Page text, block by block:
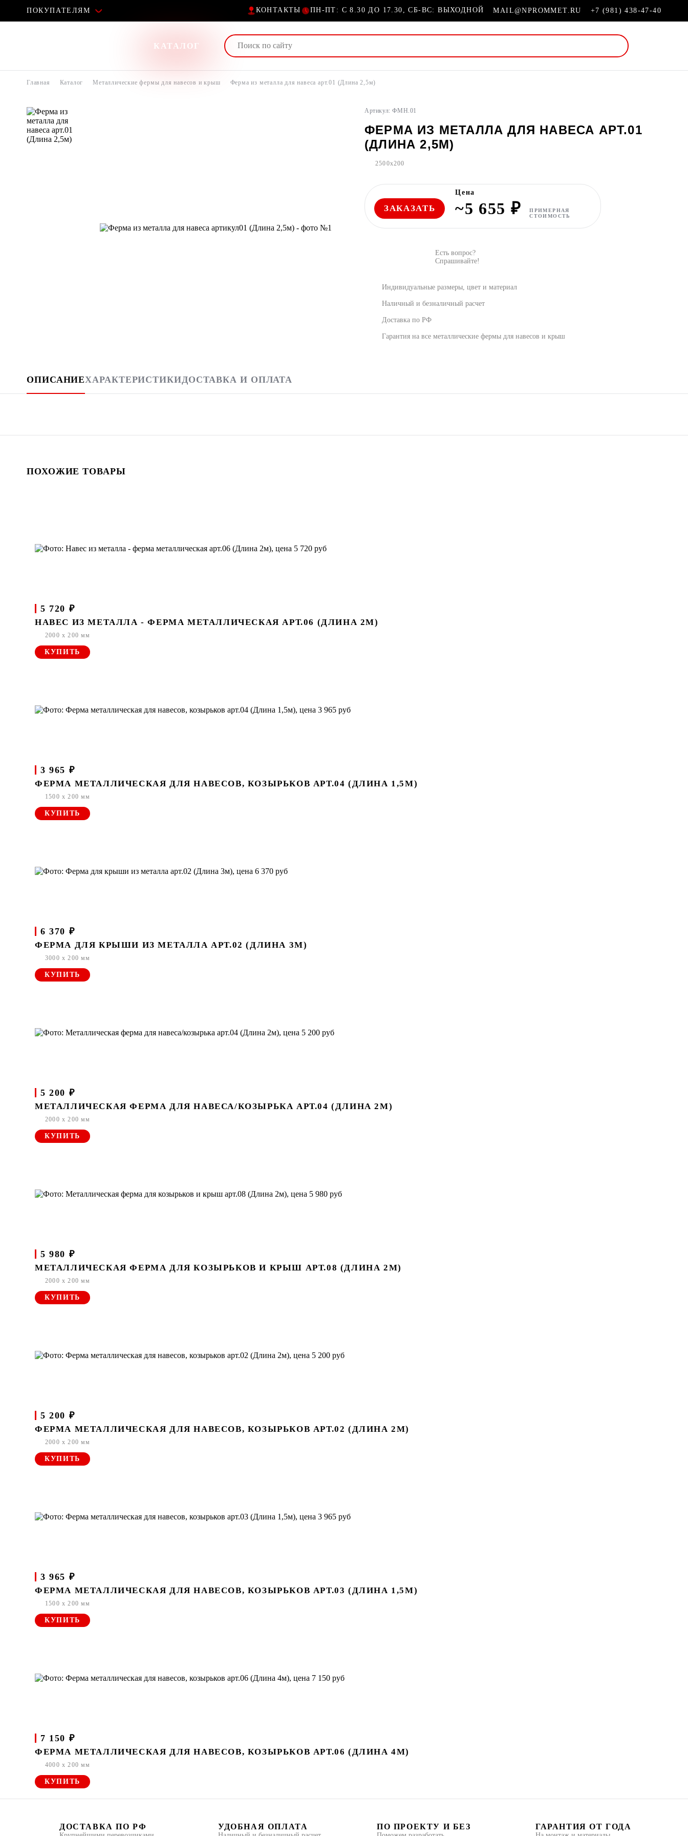
ПОКУПАТЕЛЯМ КОНТАКТЫ ПН-ПТ: С 8.30 ДО 17.30, СБ-ВС: ВЫХОДНОЙ MAIL@NPROMMET.RU +7 (981) 438-47-40
КАТАЛОГ
Главная Каталог Металлические фермы для навесов и крыш Ферма из металла для навеса арт.01 (Длина 2,5м)
Артикул: ФМН.01
ФЕРМА ИЗ МЕТАЛЛА ДЛЯ НАВЕСА АРТ.01
(ДЛИНА 2,5М)
2500x200
ЗАКАЗАТЬ
Цена
~5 655 ₽
ПРИМЕРНАЯ
СТОИМОСТЬ
Есть вопрос?
Спрашивайте!
Индивидуальные размеры, цвет и материал
Наличный и безналичный расчет
Доставка по РФ
Гарантия на все металлические фермы для навесов и крыш
ОПИСАНИЕХАРАКТЕРИСТИКИДОСТАВКА И ОПЛАТА
ПОХОЖИЕ ТОВАРЫ
5 720 ₽
НАВЕС ИЗ МЕТАЛЛА - ФЕРМА МЕТАЛЛИЧЕСКАЯ АРТ.06 (ДЛИНА 2М)
2000 x 200 мм
КУПИТЬ
3 965 ₽
ФЕРМА МЕТАЛЛИЧЕСКАЯ ДЛЯ НАВЕСОВ, КОЗЫРЬКОВ АРТ.04 (ДЛИНА 1,5М)
1500 x 200 мм
КУПИТЬ
6 370 ₽
ФЕРМА ДЛЯ КРЫШИ ИЗ МЕТАЛЛА АРТ.02 (ДЛИНА 3М)
3000 x 200 мм
КУПИТЬ
5 200 ₽
МЕТАЛЛИЧЕСКАЯ ФЕРМА ДЛЯ НАВЕСА/КОЗЫРЬКА АРТ.04 (ДЛИНА 2М)
2000 x 200 мм
КУПИТЬ
5 980 ₽
МЕТАЛЛИЧЕСКАЯ ФЕРМА ДЛЯ КОЗЫРЬКОВ И КРЫШ АРТ.08 (ДЛИНА 2М)
2000 x 200 мм
КУПИТЬ
5 200 ₽
ФЕРМА МЕТАЛЛИЧЕСКАЯ ДЛЯ НАВЕСОВ, КОЗЫРЬКОВ АРТ.02 (ДЛИНА 2М)
2000 x 200 мм
КУПИТЬ
3 965 ₽
ФЕРМА МЕТАЛЛИЧЕСКАЯ ДЛЯ НАВЕСОВ, КОЗЫРЬКОВ АРТ.03 (ДЛИНА 1,5М)
1500 x 200 мм
КУПИТЬ
7 150 ₽
ФЕРМА МЕТАЛЛИЧЕСКАЯ ДЛЯ НАВЕСОВ, КОЗЫРЬКОВ АРТ.06 (ДЛИНА 4М)
4000 x 200 мм
КУПИТЬ
ДОСТАВКА ПО РФ УДОБНАЯ ОПЛАТА ПО ПРОЕКТУ И БЕЗ ГАРАНТИЯ ОТ ГОДА